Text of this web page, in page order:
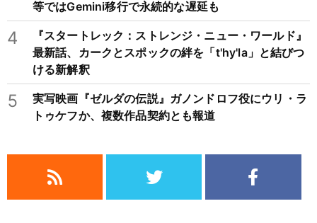
等ではGemini移行で永続的な遅延も
4
『スタートレック：ストレンジ・ニュー・ワールド』
最新話、カークとスポックの絆を「t'hy'la」と結びつ
ける新解釈
5
実写映画『ゼルダの伝説』ガノンドロフ役にウリ・ラ
トゥケフか、複数作品契約とも報道